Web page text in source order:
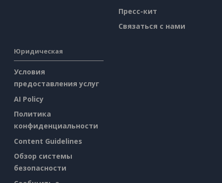
Пресс-кит
Связаться с нами
Юридическая
Условия
предоставления услуг
AI Policy
Политика
конфиденциальности
Content Guidelines
Обзор системы
безопасности